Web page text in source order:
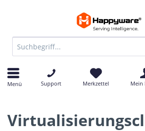
Menü Support Merkzettel Mein